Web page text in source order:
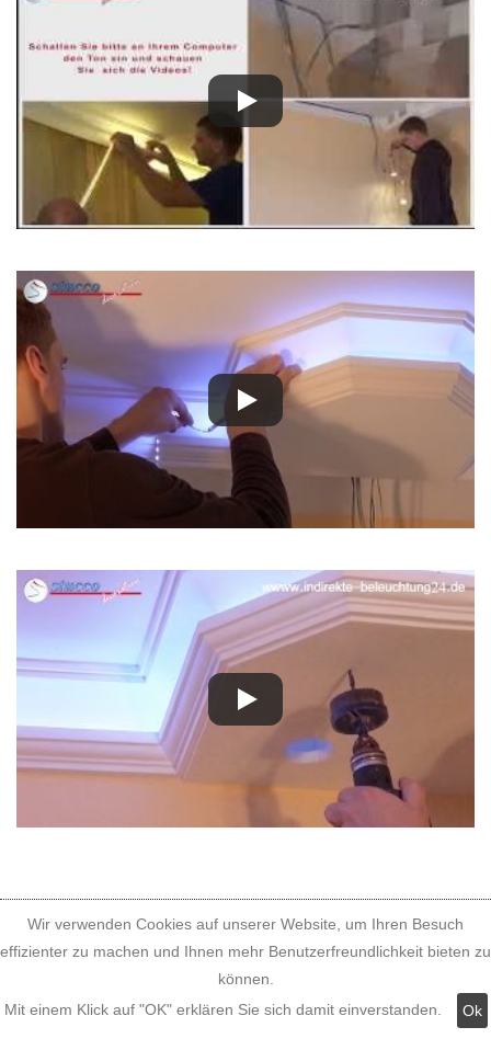
Klicken Sie auf die Bilder, um die zu vergrößern!
Überzeugen Sie sich selbst, wie großartig die Stuckleisten
für indirekte Beleuchtung im Schlaf- und Wohnzimmer
wirken!
Wir verwenden Cookies auf unserer Website, um Ihren Besuch
effizienter zu machen und Ihnen mehr Benutzerfreundlichkeit bieten zu
können.
Mit einem Klick auf "OK" erklären Sie sich damit einverstanden.
Ok